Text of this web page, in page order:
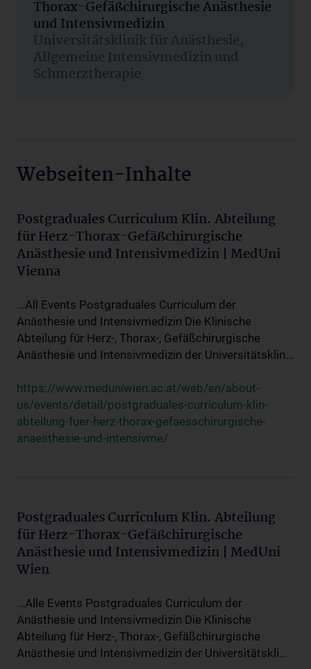
Thorax-Gefäßchirurgische Anästhesie
und Intensivmedizin
Universitätsklinik für Anästhesie,
Allgemeine Intensivmedizin und
Schmerztherapie
Webseiten-Inhalte
Postgraduales Curriculum Klin. Abteilung
für Herz-Thorax-Gefäßchirurgische
Anästhesie und Intensivmedizin | MedUni
Vienna
...All Events Postgraduales Curriculum der
Anästhesie und Intensivmedizin Die Klinische
Abteilung für Herz-, Thorax-, Gefäßchirurgische
Anästhesie und Intensivmedizin der Universitätsklin...
https://www.meduniwien.ac.at/web/en/about-
us/events/detail/postgraduales-curriculum-klin-
abteilung-fuer-herz-thorax-gefaesschirurgische-
anaesthesie-und-intensivme/
Postgraduales Curriculum Klin. Abteilung
für Herz-Thorax-Gefäßchirurgische
Anästhesie und Intensivmedizin | MedUni
Wien
...Alle Events Postgraduales Curriculum der
Anästhesie und Intensivmedizin Die Klinische
Abteilung für Herz-, Thorax-, Gefäßchirurgische
Anästhesie und Intensivmedizin der Universitätskli...